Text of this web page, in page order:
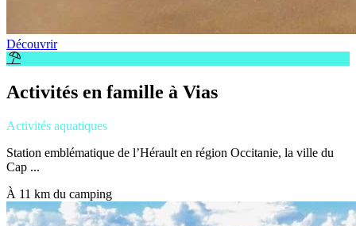
Découvrir
Activités en famille à Vias
Activités aquatiques
Station emblématique de l’Hérault en région Occitanie, la ville du
Cap ...
À 11 km du camping